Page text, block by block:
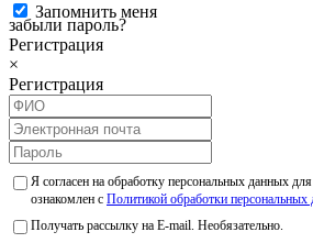
Запомнить меня
забыли пароль?
Регистрация
×
Регистрация
Я согласен на обработку персональных данных
ознакомлен с Политикой обработки персональных
Получать рассылку на E-mail. Необязательно.